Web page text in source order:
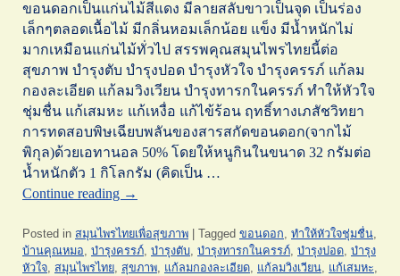
ขอนดอกเป็นแก่นไม้สีแดง มีลายสลับขาวเป็นจุด เป็นร่อง
เล็กๆตลอดเนื้อไม้ มีกลิ่นหอมเล็กน้อย แข็ง มีน้ำหนักไม่
มากเหมือนแก่นไม้ทั่วไป สรรพคุณสมุนไพรไทยนี้ต่อ
สุขภาพ บำรุงตับ บำรุงปอด บำรุงหัวใจ บำรุงครรภ์ แก้ลม
กองละเอียด แก้ลมวิงเวียน บำรุงทารกในครรภ์ ทำให้หัวใจ
ชุ่มชื่น แก้เสมหะ แก้เหงื่อ แก้ไข้ร้อน ฤทธิ์ทางเภสัชวิทยา
การทดสอบพิษเฉียบพลันของสารสกัดขอนดอก(จากไม้
พิกุล)ด้วยเอทานอล 50% โดยให้หนูกินในขนาด 32 กรัมต่อ
น้ำหนักตัว 1 กิโลกรัม (คิดเป็น …
Continue reading →
Posted in สมุนไพรไทยเพื่อสุขภาพ Tagged ขอนดอก, ทำให้หัวใจชุ่มชื่น,
บ้านคุณหมอ, บำรุงครรภ์, บำรุงตับ, บำรุงทารกในครรภ์, บำรุงปอด, บำรุง
หัวใจ, สมุนไพรไทย, สุขภาพ, แก้ลมกองละเอียด, แก้ลมวิงเวียน, แก้เสมหะ,